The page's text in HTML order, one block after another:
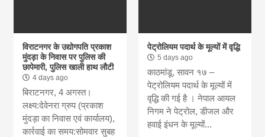
विराटनगर के उद्योगपति प्रकाश
मुंदड़ा के निवास पर पुलिस की
छापेमारी, पुलिस खाली हाथ लौटी
4 days ago
बिराटनगर, 4 अगस्त।
लक्ष्य:देवेनरा ग्रुप (प्रकाश
मुंदड़ा का निवास एवं कार्यालय),
कार्रवाई का समय:सोमवार सुबह
पेट्रोलियम पदार्थ के मूल्यों में वृद्धि
5 days ago
काठमांडू, सावन १७ –
पेट्रोलियम पदार्थ के मूल्यों में
वृद्धि की गई है । नेपाल आयल
निगम ने पेट्रोल, डीजल और
हवाई इंधन के मूल्यों...